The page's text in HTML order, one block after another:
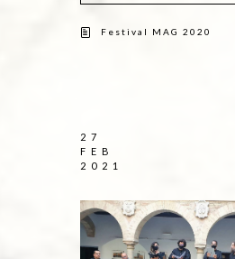
Festival MAG 2020
27
FEB
2021